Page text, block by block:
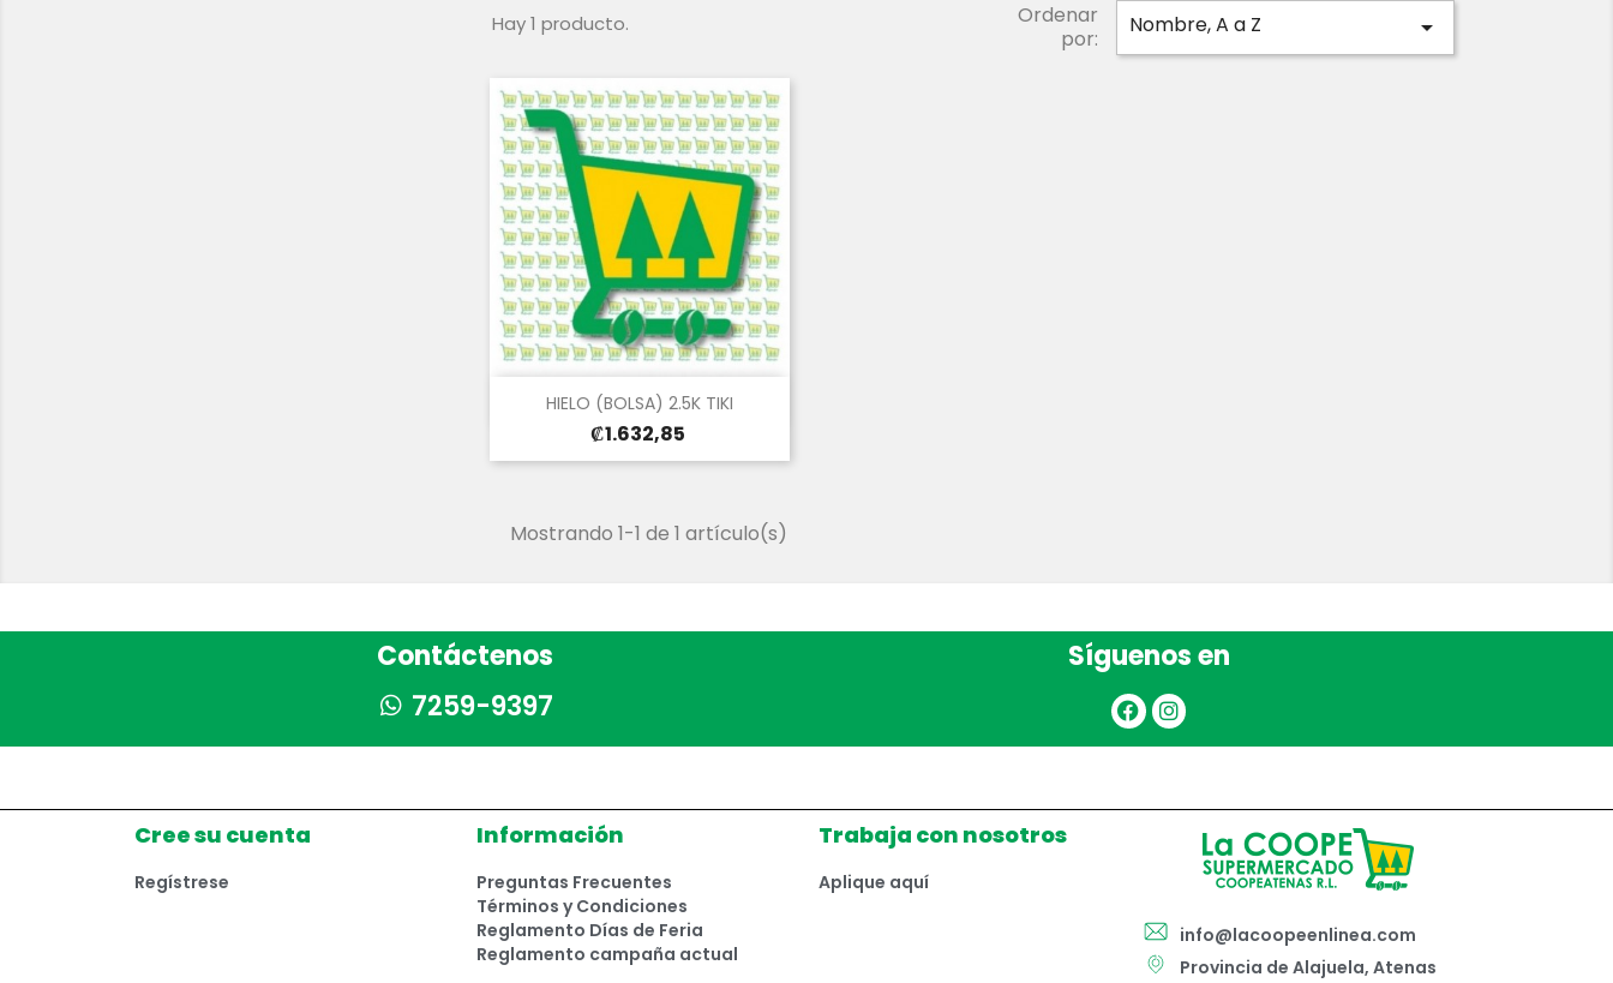
Hay 1 producto.
Ordenar
por:
Nombre, A a Z 
HIELO (BOLSA) 2.5K TIKI
Precio
₡1.632,85
 Vista rápida
Mostrando 1-1 de 1 artículo(s)
Contáctenos
7259-9397
Síguenos en
Cree su cuenta
Regístrese
Información
Preguntas Frecuentes
Términos y Condiciones
Reglamento Días de Feria
Reglamento campaña actual
Trabaja con nosotros
Aplique aquí
info@lacoopeenlinea.com
Provincia de Alajuela, Atenas